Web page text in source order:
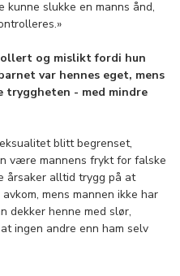
kunne slukke en manns ånd,
og mislikt fordi hun
var hennes eget, mens
tryggheten - med mindre
blitt begrenset,
være mannens frykt for falske
årsaker alltid trygg på at
mens mannen ikke har
dekker henne med slør,
ingen andre enn ham selv